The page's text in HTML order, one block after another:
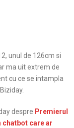
unul de 126cm si
ma uit extrem de
cu ce se intampla
despre Premierul
chatbot care ar